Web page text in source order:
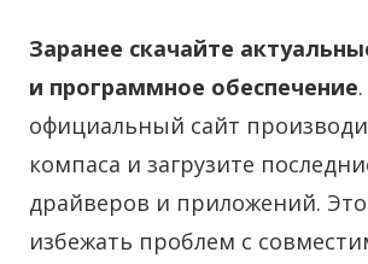
Заранее скачайте
и программное обеспечение
официальный сайт
компаса и загрузите
драйверов и приложений.
избежать проблем с